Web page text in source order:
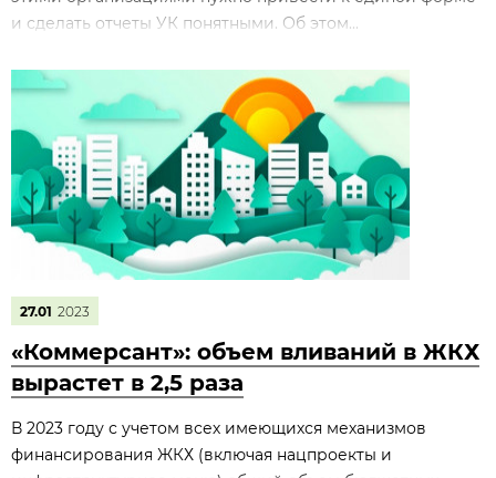
и сделать отчеты УК понятными. Об этом...
27.01 2023
«Коммерсант»: объем вливаний в ЖКХ
вырастет в 2,5 раза
В 2023 году с учетом всех имеющихся механизмов
финансирования ЖКХ (включая нацпроекты и